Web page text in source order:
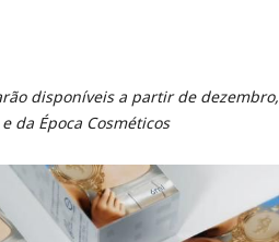
disponíveis a partir de dezembro,
da Época Cosméticos